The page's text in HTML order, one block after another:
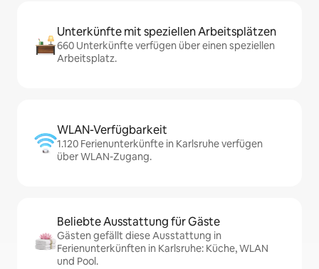
Unterkünfte mit speziellen Arbeitsplätzen
660 Unterkünfte verfügen über einen speziellen
Arbeitsplatz.
WLAN-Verfügbarkeit
1.120 Ferienunterkünfte in Karlsruhe verfügen
über WLAN-Zugang.
Beliebte Ausstattung für Gäste
Gästen gefällt diese Ausstattung in
Ferienunterkünften in Karlsruhe: Küche, WLAN
und Pool.